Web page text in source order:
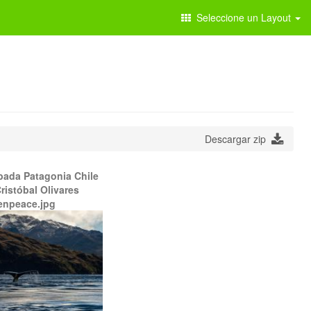
Seleccione un Layout
Descargar zip
Patagonia Chile
Olivares